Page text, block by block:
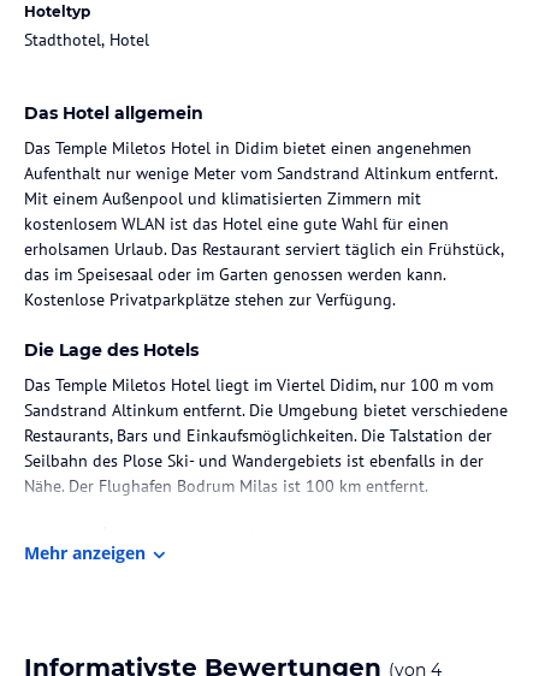
Hoteltyp
Stadthotel, Hotel
Das Hotel allgemein
Das Temple Miletos Hotel in Didim bietet einen angenehmen
Aufenthalt nur wenige Meter vom Sandstrand Altinkum entfernt.
Mit einem Außenpool und klimatisierten Zimmern mit
kostenlosem WLAN ist das Hotel eine gute Wahl für einen
erholsamen Urlaub. Das Restaurant serviert täglich ein Frühstück,
das im Speisesaal oder im Garten genossen werden kann.
Kostenlose Privatparkplätze stehen zur Verfügung.
Die Lage des Hotels
Das Temple Miletos Hotel liegt im Viertel Didim, nur 100 m vom
Sandstrand Altinkum entfernt. Die Umgebung bietet verschiedene
Restaurants, Bars und Einkaufsmöglichkeiten. Die Talstation der
Seilbahn des Plose Ski- und Wandergebiets ist ebenfalls in der
Nähe. Der Flughafen Bodrum Milas ist 100 km entfernt.
Mehr anzeigen
Informativste Bewertungen (von 4